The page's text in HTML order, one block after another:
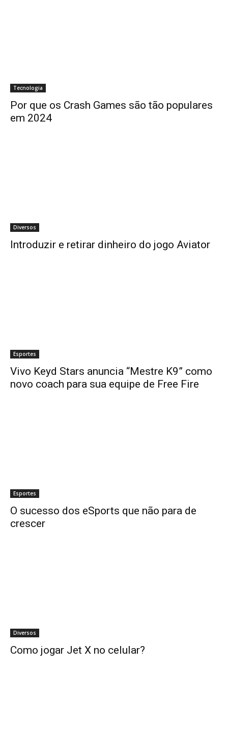
Tecnologia
Por que os Crash Games são tão populares
em 2024
Diversos
Introduzir e retirar dinheiro do jogo Aviator
Esportes
Vivo Keyd Stars anuncia “Mestre K9” como
novo coach para sua equipe de Free Fire
Esportes
O sucesso dos eSports que não para de
crescer
Diversos
Como jogar Jet X no celular?